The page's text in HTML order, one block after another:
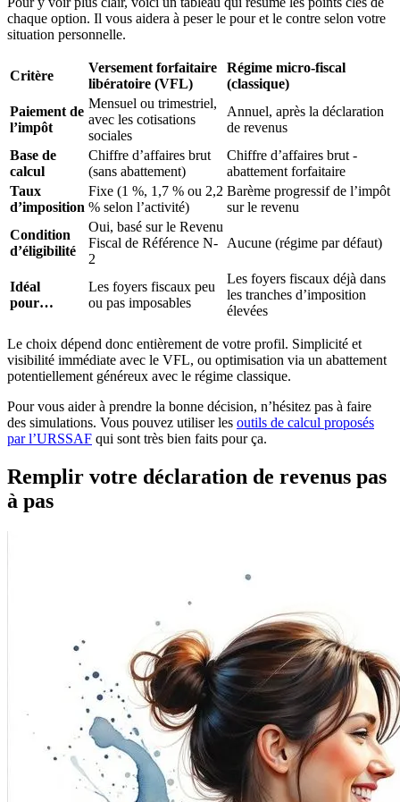
chaque option. Il vous aidera à peser le pour et le contre selon votre
situation personnelle.
Critère
Versement forfaitaire
libératoire (VFL)
Régime micro-fiscal
(classique)
Paiement de
l’impôt
Mensuel ou trimestriel,
avec les cotisations
sociales
Annuel, après la déclaration
de revenus
Base de
calcul
Chiffre d’affaires brut
(sans abattement)
Chiffre d’affaires brut -
abattement forfaitaire
Taux
d’imposition
Fixe (1 %, 1,7 % ou 2,2
% selon l’activité)
Barème progressif de l’impôt
sur le revenu
Condition
d’éligibilité
Oui, basé sur le Revenu
Fiscal de Référence N-
2
Aucune (régime par défaut)
Idéal
pour…
Les foyers fiscaux peu
ou pas imposables
Les foyers fiscaux déjà dans
les tranches d’imposition
élevées
Le choix dépend donc entièrement de votre profil. Simplicité et
visibilité immédiate avec le VFL, ou optimisation via un abattement
potentiellement généreux avec le régime classique.
Pour vous aider à prendre la bonne décision, n’hésitez pas à faire
des simulations. Vous pouvez utiliser les outils de calcul proposés
par l’URSSAF qui sont très bien faits pour ça.
Remplir votre déclaration de revenus pas
à pas